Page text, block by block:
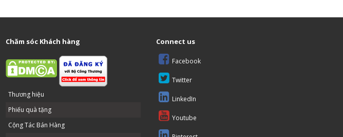
Chăm sóc Khách hàng
Thương hiệu
Phiếu quà tặng
Cộng Tác Bán Hàng
Connect us
Facebook
Twitter
LinkedIn
Youtube